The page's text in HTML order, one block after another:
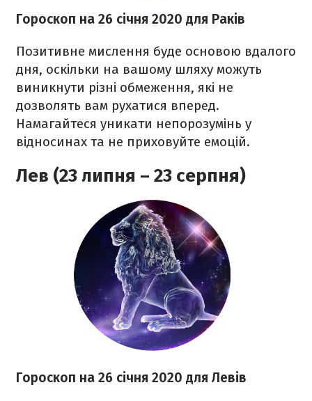
Гороскоп на 26 січня 2020 для Раків
Позитивне мислення буде основою вдалого
дня, оскільки на вашому шляху можуть
виникнути різні обмеження, які не
дозволять вам рухатися вперед.
Намагайтеся уникати непорозумінь у
відносинах та не приховуйте емоцій.
Лев (23 липня – 23 серпня)
Гороскоп на 26 січня 2020 для Левів